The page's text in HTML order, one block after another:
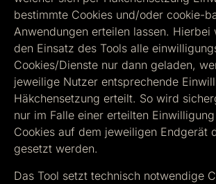
bestimmte Cookies und/oder cookie-
Anwendungen erteilen lassen. Hierbei
den Einsatz des Tools alle
Cookies/Dienste nur dann geladen,
jeweilige Nutzer entsprechende
Häkchensetzung erteilt. So wird
nur im Falle einer erteilten
Cookies auf dem jeweiligen Endgerät
gesetzt werden.
Das Tool setzt technisch notwendige